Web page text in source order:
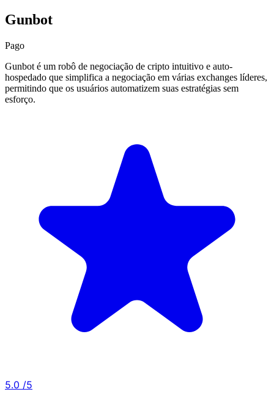
Gunbot
Pago
Gunbot é um robô de negociação de cripto intuitivo e auto-
hospedado que simplifica a negociação em várias exchanges líderes,
permitindo que os usuários automatizem suas estratégias sem
esforço.
5.0 /5